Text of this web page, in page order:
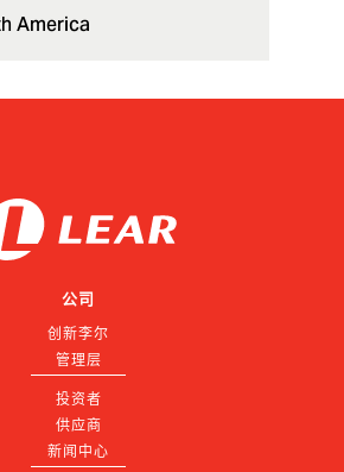
America
公司
创新李尔
管理层
投资者
供应商
新闻中心